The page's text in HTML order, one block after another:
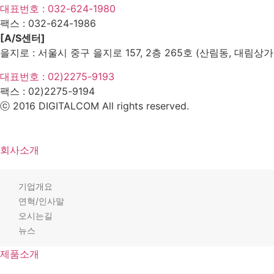
대표번호 : 032-624-1980
팩스 : 032-624-1986
[A/S센터]
을지로 : 서울시 중구 을지로 157, 2층 265호 (산림동, 대림상
대표번호 : 02)2275-9193
팩스 : 02)2275-9194​
ⓒ 2016 DIGITALCOM All rights reserved.
회사소개
기업개요
연혁/인사말
오시는길
뉴스
제품소개